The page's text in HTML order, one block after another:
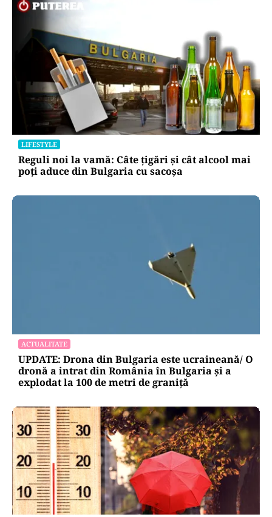
LIFESTYLE
Reguli noi la vamă: Câte țigări și cât alcool mai
poți aduce din Bulgaria cu sacoșa
ACTUALITATE
UPDATE: Drona din Bulgaria este ucraineană/ O
dronă a intrat din România în Bulgaria şi a
explodat la 100 de metri de graniţă